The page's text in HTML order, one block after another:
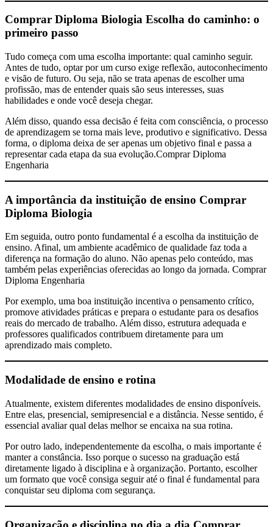
Comprar Diploma Biologia Escolha do caminho: o
primeiro passo
Tudo começa com uma escolha importante: qual caminho seguir.
Antes de tudo, optar por um curso exige reflexão, autoconhecimento
e visão de futuro. Ou seja, não se trata apenas de escolher uma
profissão, mas de entender quais são seus interesses, suas
habilidades e onde você deseja chegar.
Além disso, quando essa decisão é feita com consciência, o processo
de aprendizagem se torna mais leve, produtivo e significativo. Dessa
forma, o diploma deixa de ser apenas um objetivo final e passa a
representar cada etapa da sua evolução.Comprar Diploma
Engenharia
A importância da instituição de ensino Comprar
Diploma Biologia
Em seguida, outro ponto fundamental é a escolha da instituição de
ensino. Afinal, um ambiente acadêmico de qualidade faz toda a
diferença na formação do aluno. Não apenas pelo conteúdo, mas
também pelas experiências oferecidas ao longo da jornada. Comprar
Diploma Engenharia
Por exemplo, uma boa instituição incentiva o pensamento crítico,
promove atividades práticas e prepara o estudante para os desafios
reais do mercado de trabalho. Além disso, estrutura adequada e
professores qualificados contribuem diretamente para um
aprendizado mais completo.
Modalidade de ensino e rotina
Atualmente, existem diferentes modalidades de ensino disponíveis.
Entre elas, presencial, semipresencial e a distância. Nesse sentido, é
essencial avaliar qual delas melhor se encaixa na sua rotina.
Por outro lado, independentemente da escolha, o mais importante é
manter a constância. Isso porque o sucesso na graduação está
diretamente ligado à disciplina e à organização. Portanto, escolher
um formato que você consiga seguir até o final é fundamental para
conquistar seu diploma com segurança.